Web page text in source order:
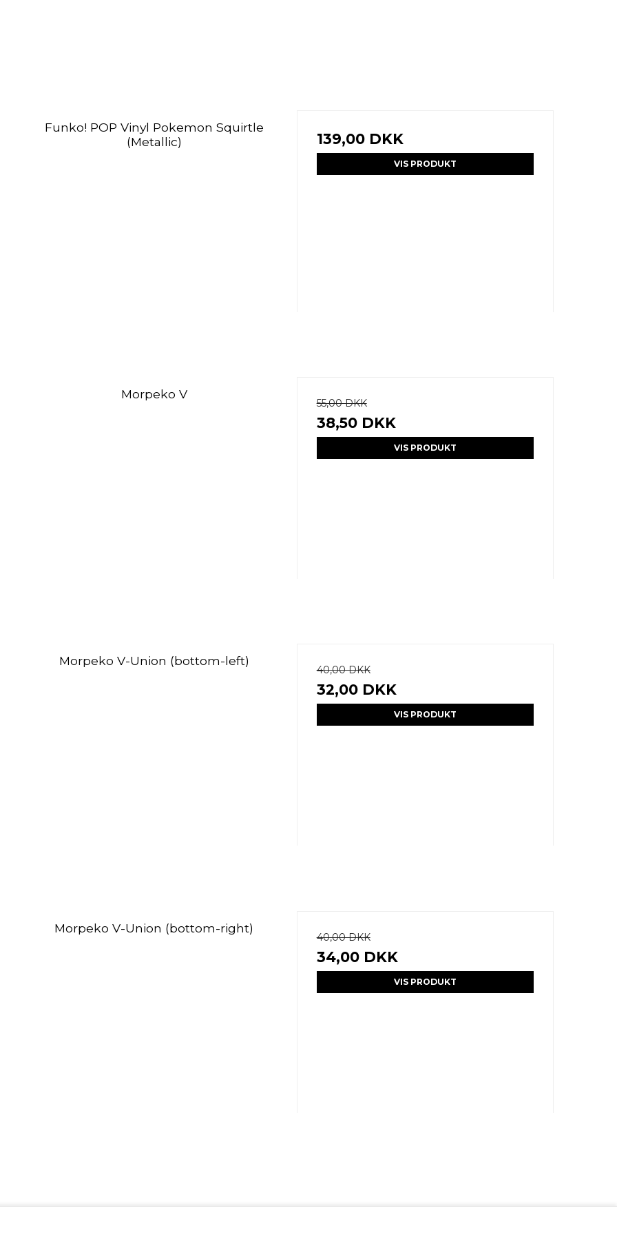
Funko! POP Vinyl Pokemon Squirtle
(Metallic)
139,00 DKK
VIS PRODUKT
Morpeko V
55,00 DKK
38,50 DKK
VIS PRODUKT
Morpeko V-Union (bottom-left)
40,00 DKK
32,00 DKK
VIS PRODUKT
Morpeko V-Union (bottom-right)
40,00 DKK
34,00 DKK
VIS PRODUKT